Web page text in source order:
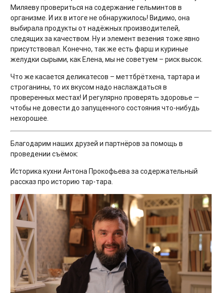
Миляеву провериться на содержание гельминтов в
организме. И их в итоге не обнаружилось! Видимо, она
выбирала продукты от надёжных производителей,
следящих за качеством. Ну и элемент везения тоже явно
присутствовал. Конечно, так же есть фарш и куриные
желудки сырыми, как Елена, мы не советуем – риск высок.
Что же касается деликатесов – меттбрётхена, тартара и
строганины, то их вкусом надо наслаждаться в
проверенных местах! И регулярно проверять здоровье —
чтобы не довести до запущенного состояния что-нибудь
нехорошее.
Благодарим наших друзей и партнёров за помощь в
проведении съёмок:
Историка кухни Антона Прокофьева за содержательный
рассказ про историю тар-тара.